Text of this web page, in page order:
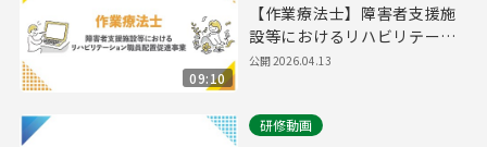
09:10
【作業療法士】障害者支援施
設等におけるリハビリテーシ
ョン職員配置促進事業概要説
公開2026.04.13
研修動画